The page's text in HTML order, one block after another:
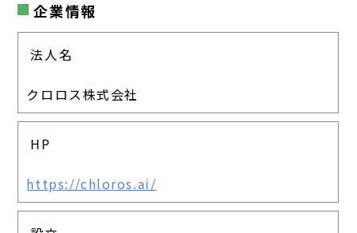
企業情報
法人名
クロロス株式会社
HP
https://chloros.ai/